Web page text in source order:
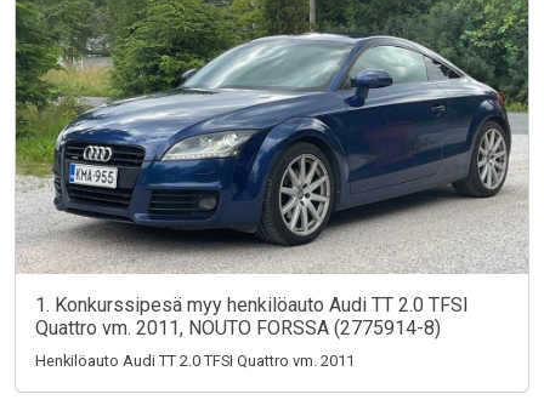
1. Konkurssipesä myy henkilöauto Audi TT 2.0 TFSI
Quattro vm. 2011, NOUTO FORSSA (2775914-8)
Henkilöauto Audi TT 2.0 TFSI Quattro vm. 2011